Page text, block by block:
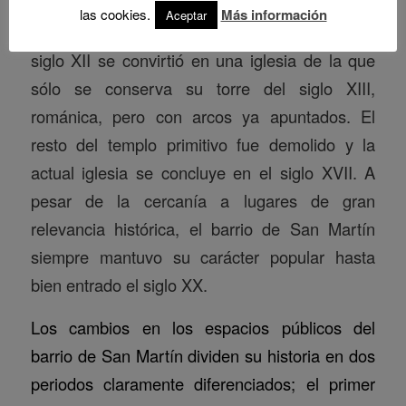
media. La antigua ermita de San Martín del
siglo XII se convirtió en una iglesia de la que
sólo se conserva su torre del siglo XIII,
románica, pero con arcos ya apuntados. El
resto del templo primitivo fue demolido y la
actual iglesia se concluye en el siglo XVII. A
pesar de la cercanía a lugares de gran
relevancia histórica, el barrio de San Martín
siempre mantuvo su carácter popular hasta
bien entrado el siglo XX.
Los cambios en los espacios públicos del
barrio de San Martín dividen su historia en dos
periodos claramente diferenciados; el primer
las cookies.
Aceptar Más información